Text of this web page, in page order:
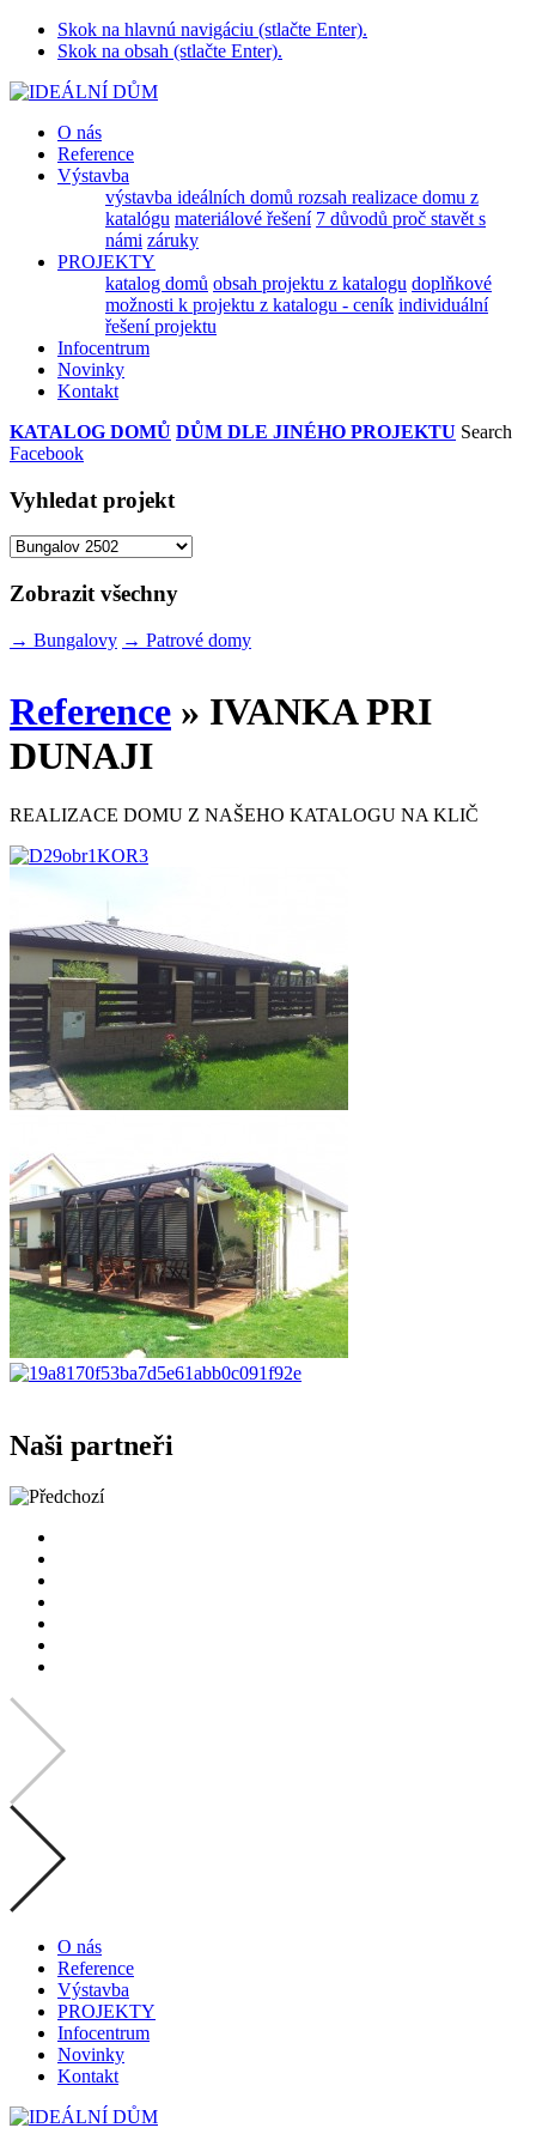
Skok na hlavnú navigáciu (stlačte Enter).
Skok na obsah (stlačte Enter).
O nás
Reference
Výstavba
výstavba ideálních domů rozsah realizace domu z
katalógu materiálové řešení 7 důvodů proč stavět s
námi záruky
PROJEKTY
katalog domů obsah projektu z katalogu doplňkové
možnosti k projektu z katalogu - ceník individuální
řešení projektu
Infocentrum
Novinky
Kontakt
KATALOG DOMŮ DŮM DLE JINÉHO PROJEKTU Search
Facebook
Vyhledat projekt
Zobrazit všechny
→ Bungalovy → Patrové domy
Reference » IVANKA PRI
DUNAJI
REALIZACE DOMU Z NAŠEHO KATALOGU NA KLIČ
Naši partneři
O nás
Reference
Výstavba
PROJEKTY
Infocentrum
Novinky
Kontakt